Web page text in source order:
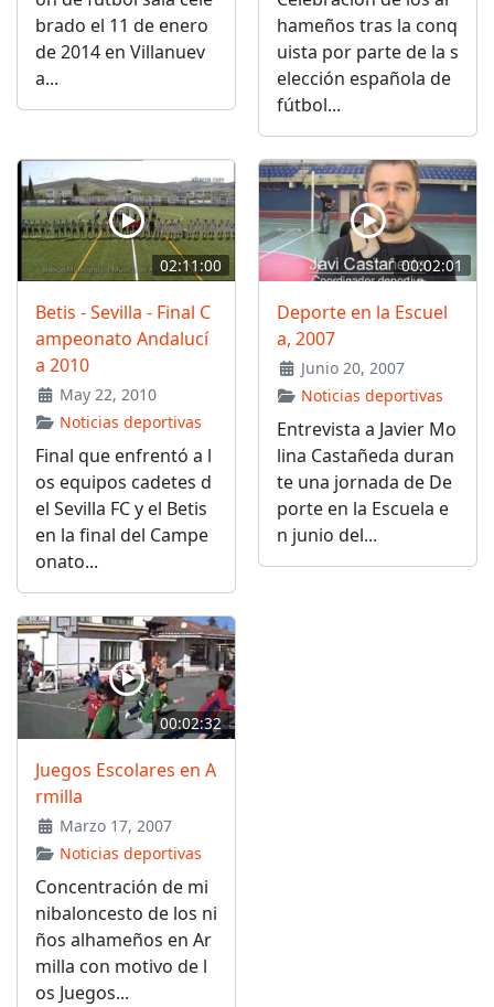
brado el 11 de enero
de 2014 en Villanuev
a...
hameños tras la conq
uista por parte de la s
elección española de
fútbol...
02:11:00
Betis - Sevilla - Final C
ampeonato Andalucí
a 2010
May 22, 2010
Noticias deportivas
Final que enfrentó a l
os equipos cadetes d
el Sevilla FC y el Betis
en la final del Campe
onato...
00:02:01
Deporte en la Escuel
a, 2007
Junio 20, 2007
Noticias deportivas
Entrevista a Javier Mo
lina Castañeda duran
te una jornada de De
porte en la Escuela e
n junio del...
00:02:32
Juegos Escolares en A
rmilla
Marzo 17, 2007
Noticias deportivas
Concentración de mi
nibaloncesto de los ni
ños alhameños en Ar
milla con motivo de l
os Juegos...